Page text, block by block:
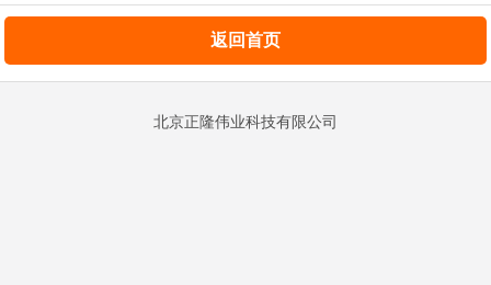
返回首页
北京正隆伟业科技有限公司